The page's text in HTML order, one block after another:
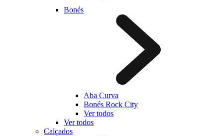
Bonés
Aba Curva
Bonés Rock City
Ver todos
Ver todos
Calçados